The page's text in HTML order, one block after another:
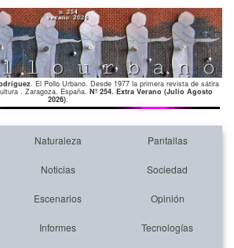
. El Pollo Urbano. Desde 1977 la primera revista de sátira
. Zaragoza. España. Nº 254. Extra Verano (Julio Agosto
2026).
Naturaleza Pantallas
Noticias Sociedad
Escenarios Opinión
Informes Tecnologías